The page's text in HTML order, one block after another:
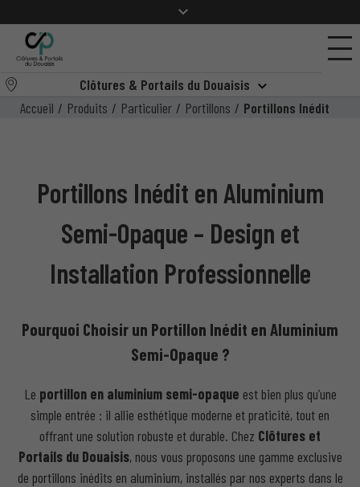
Clôtures & Portails du Douaisis
Accueil / Produits / Particulier / Portillons / Portillons Inédit
Portillons Inédit en Aluminium
Semi-Opaque – Design et
Installation Professionnelle
Pourquoi Choisir un Portillon Inédit en Aluminium
Semi-Opaque ?
Le portillon en aluminium semi-opaque est bien plus qu’une
simple entrée : il allie esthétique moderne et praticité, tout en
offrant une solution robuste et durable. Chez Clôtures et
Portails du Douaisis, nous vous proposons une gamme exclusive
de portillons inédits en aluminium, installés par nos experts dans le